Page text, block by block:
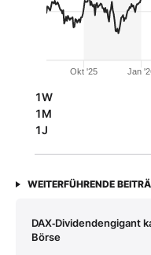
Okt '25 Jan
1W
1M
1J
WEITERFÜHRENDE
DAX‑Dividendengigant
Börse